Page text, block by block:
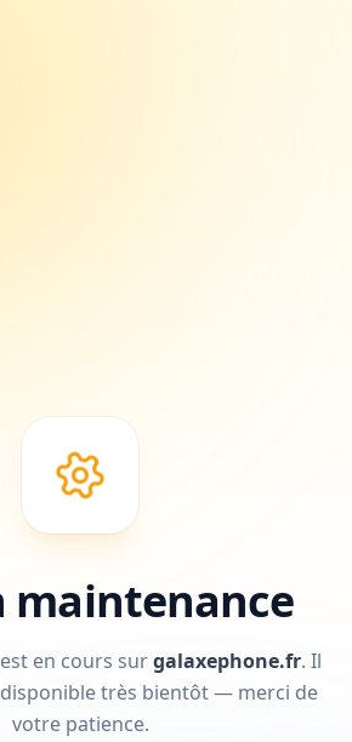
maintenance
en cours surgalaxephone.fr. Il
très bientôt — merci de
votre patience.